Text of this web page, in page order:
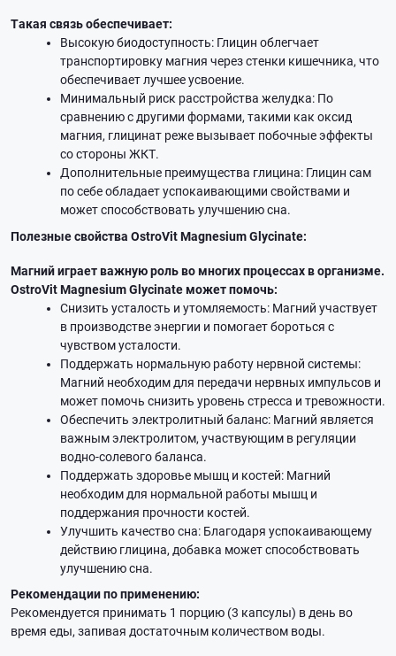
Такая связь обеспечивает:
Высокую биодоступность: Глицин облегчает
транспортировку магния через стенки кишечника, что
обеспечивает лучшее усвоение.
Минимальный риск расстройства желудка: По
сравнению с другими формами, такими как оксид
магния, глицинат реже вызывает побочные эффекты
со стороны ЖКТ.
Дополнительные преимущества глицина: Глицин сам
по себе обладает успокаивающими свойствами и
может способствовать улучшению сна.
Полезные свойства OstroVit Magnesium Glycinate:
Магний играет важную роль во многих процессах в организме.
OstroVit Magnesium Glycinate может помочь:
Снизить усталость и утомляемость: Магний участвует
в производстве энергии и помогает бороться с
чувством усталости.
Поддержать нормальную работу нервной системы:
Магний необходим для передачи нервных импульсов и
может помочь снизить уровень стресса и тревожности.
Обеспечить электролитный баланс: Магний является
важным электролитом, участвующим в регуляции
водно-солевого баланса.
Поддержать здоровье мышц и костей: Магний
необходим для нормальной работы мышц и
поддержания прочности костей.
Улучшить качество сна: Благодаря успокаивающему
действию глицина, добавка может способствовать
улучшению сна.
Рекомендации по применению:
Рекомендуется принимать 1 порцию (3 капсулы) в день во
время еды, запивая достаточным количеством воды.